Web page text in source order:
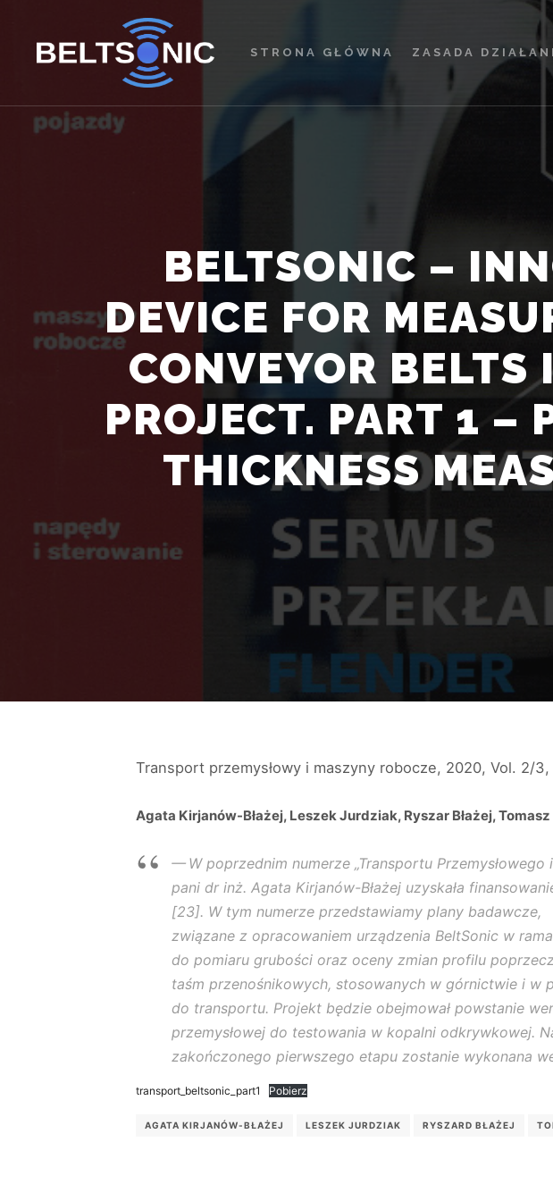
STRONA GŁÓWNA ZASADA
BELTSONIC –
DEVICE FOR
CONVEYOR
PROJECT. PART 1 –
THICKNESS
Transport przemysłowy i maszyny robocze, 2020, Vol. 2/
Agata Kirjanów-Błażej, Leszek Jurdziak, Ryszar Błażej, Tomasz
W poprzednim numerze „Transportu
pani dr inż. Agata Kirjanów-Błażej uzyskała
[23]. W tym numerze przedstawiamy plany badawcze,
związane z opracowaniem urządzenia BeltSonic w
do pomiaru grubości oraz oceny zmian profilu
taśm przenośnikowych, stosowanych w górnictwie i w
do transportu. Projekt będzie obejmował powstanie
przemysłowej do testowania w kopalni odkrywkowej.
zakończonego pierwszego etapu zostanie wykonana
transport_beltsonic_part1 Pobierz
AGATA KIRJANÓW-BŁAŻEJ LESZEK JURDZIAK RYSZARD BŁAŻEJ